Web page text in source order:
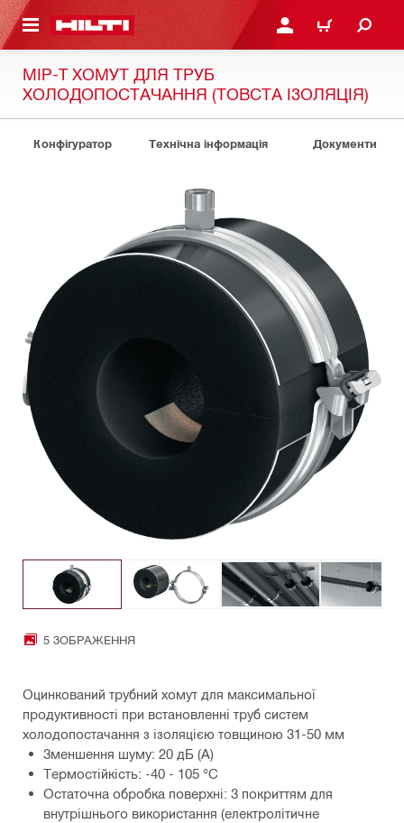
ЗМІСТУ УВІЙТИ АБО
КОШИК
MIP-T ХОМУТ ДЛЯ ТРУБ
ХОЛОДОПОСТАЧАННЯ (ТОВСТА ІЗОЛЯЦІЯ)
Конфігуратор Технічна інформація Документи
5 ЗОБРАЖЕННЯ
Оцинкований трубний хомут для максимальної
продуктивності при встановленні труб систем
холодопостачання з ізоляцією товщиною 31-50 мм
Зменшення шуму: 20 дБ (A)
Термостійкість: -40 - 105 °C
Остаточна обробка поверхні: З покриттям для
внутрішнього використання (електролітичне